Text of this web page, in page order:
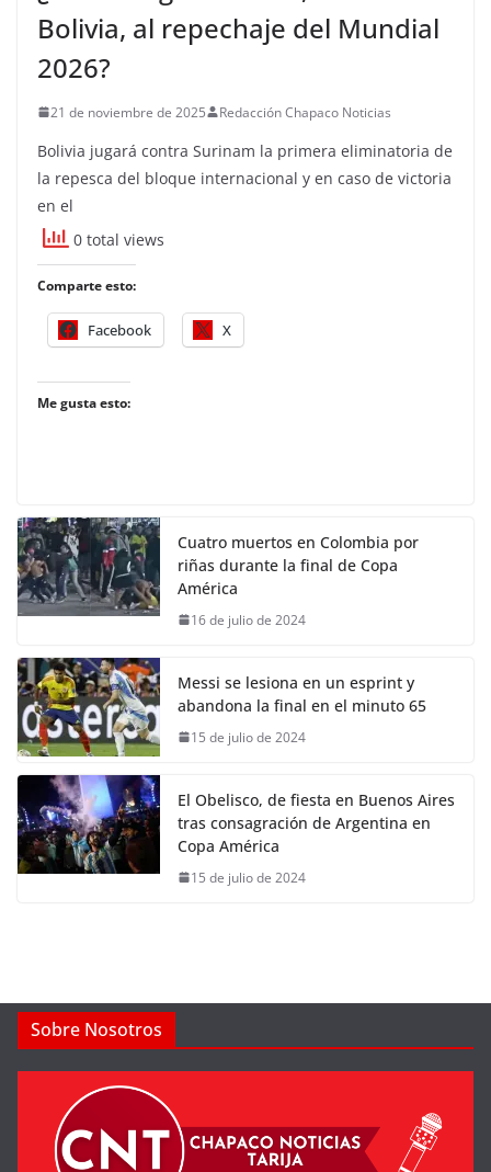
Bolivia, al repechaje del Mundial
2026?
21 de noviembre de 2025 Redacción Chapaco Noticias
Bolivia jugará contra Surinam la primera eliminatoria de
la repesca del bloque internacional y en caso de victoria
en el
0 total views
Comparte esto:
Facebook X
Me gusta esto:
Cuatro muertos en Colombia por
riñas durante la final de Copa
América
16 de julio de 2024
Messi se lesiona en un esprint y
abandona la final en el minuto 65
15 de julio de 2024
El Obelisco, de fiesta en Buenos Aires
tras consagración de Argentina en
Copa América
15 de julio de 2024
Sobre Nosotros